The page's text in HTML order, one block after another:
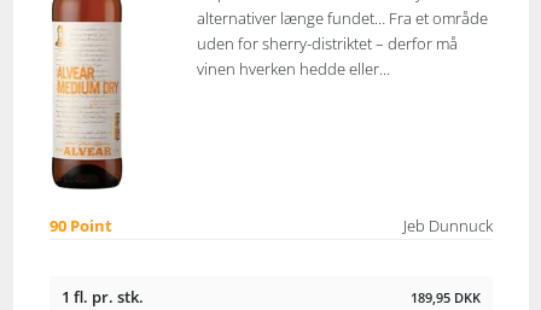
alternativer længe fundet… Fra et område
uden for sherry-distriktet – derfor må
vinen hverken hedde eller...
90 Point Jeb Dunnuck
1 fl. pr. stk. 189,95 DKK